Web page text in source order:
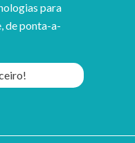
para
de ponta-a-